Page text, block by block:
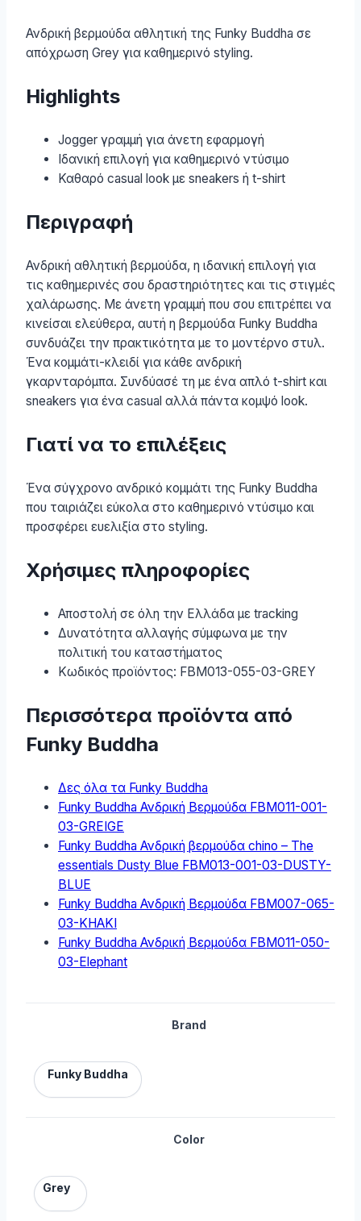
Ανδρική βερμούδα αθλητική της Funky Buddha σε
απόχρωση Grey για καθημερινό styling.
Highlights
Jogger γραμμή για άνετη εφαρμογή
Ιδανική επιλογή για καθημερινό ντύσιμο
Καθαρό casual look με sneakers ή t-shirt
Περιγραφή
Ανδρική αθλητική βερμούδα, η ιδανική επιλογή για
τις καθημερινές σου δραστηριότητες και τις στιγμές
χαλάρωσης. Με άνετη γραμμή που σου επιτρέπει να
κινείσαι ελεύθερα, αυτή η βερμούδα Funky Buddha
συνδυάζει την πρακτικότητα με το μοντέρνο στυλ.
Ένα κομμάτι-κλειδί για κάθε ανδρική
γκαρνταρόμπα. Συνδύασέ τη με ένα απλό t-shirt και
sneakers για ένα casual αλλά πάντα κομψό look.
Γιατί να το επιλέξεις
Ένα σύγχρονο ανδρικό κομμάτι της Funky Buddha
που ταιριάζει εύκολα στο καθημερινό ντύσιμο και
προσφέρει ευελιξία στο styling.
Χρήσιμες πληροφορίες
Αποστολή σε όλη την Ελλάδα με tracking
Δυνατότητα αλλαγής σύμφωνα με την
πολιτική του καταστήματος
Κωδικός προϊόντος: FBM013-055-03-GREY
Περισσότερα προϊόντα από
Funky Buddha
Δες όλα τα Funky Buddha
Funky Buddha Ανδρική Βερμούδα FBM011-001-
03-GREIGE
Funky Buddha Ανδρική βερμούδα chino – The
essentials Dusty Blue FBM013-001-03-DUSTY-
BLUE
Funky Buddha Ανδρική Βερμούδα FBM007-065-
03-KHAKI
Funky Buddha Ανδρική Βερμούδα FBM011-050-
03-Elephant
Brand
Funky Buddha
Color
Grey